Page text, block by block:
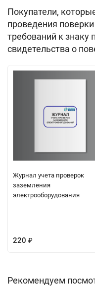
Покупатели,
проведения
требований к знаку
свидетельства о
Журнал учета проверок
заземления
электрооборудования
220 ₽
Рекомендуем